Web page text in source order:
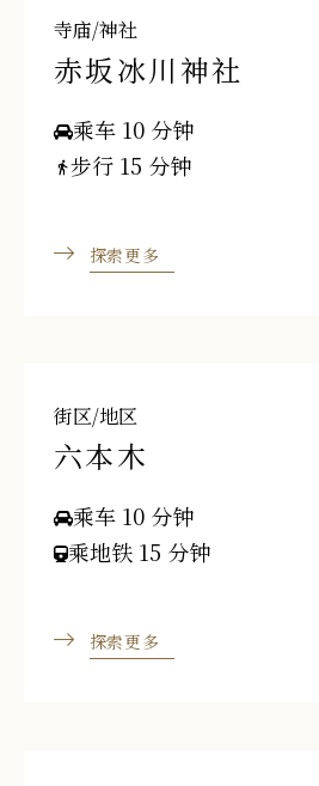
寺庙/神社
赤坂冰川神社
乘车 10 分钟
步行 15 分钟
探索更多
街区/地区
六本木
乘车 10 分钟
乘地铁 15 分钟
探索更多